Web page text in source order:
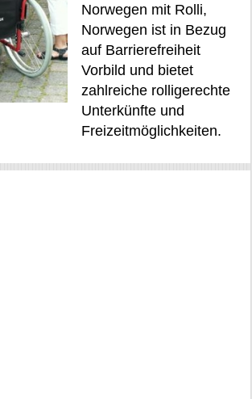
Norwegen mit Rolli,
Norwegen ist in Bezug
auf Barrierefreiheit
Vorbild und bietet
zahlreiche rolligerechte
Unterkünfte und
Freizeitmöglichkeiten.